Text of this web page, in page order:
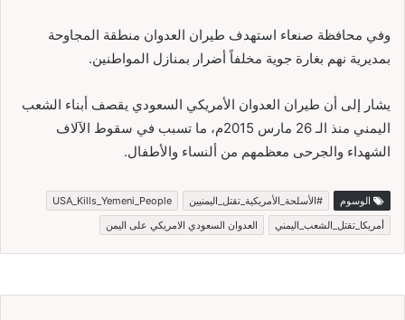
وفي محافظة صنعاء استهدف طيران العدوان منطقة المجاوحة
بمديرية نهم بغارة جوية مخلفاً أضرار بمنازل المواطنين.
يشار إلى أن طيران العدوان الأمريكي السعودي يقصف أبناء الشعب
اليمني منذ الـ 26 مارس 2015م، ما تسبب في سقوط الآلاف
الشهداء والجرحى معظمهم من ألنساء والأطفال.
الوسوم #الأسلحة_الأمريكية_تقتل_اليمنيين
USA_Kills_Yemeni_People
أمريكا_تقتل_الشعب_اليمني
العدوان السعودي الامريكي على اليمن